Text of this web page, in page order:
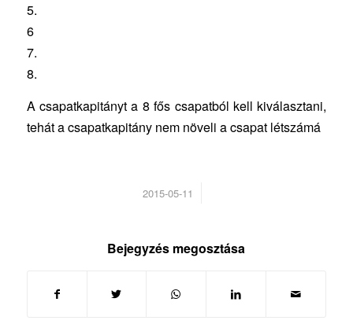
5.
6
7.
8.
A csapatkapitányt a 8 fős csapatból kell kiválasztani,
tehát a csapatkapitány nem növeli a csapat létszámá
2015-05-11
/
Bejegyzés megosztása